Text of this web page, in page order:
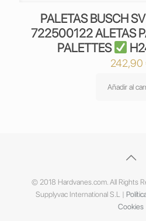
PALETAS BUSCH
722500122 ALETAS
PALETTES
242,90
Añadir al
© 2018 Hardvanes.com. All Rights
Supplyvac International S.L |
Cookies